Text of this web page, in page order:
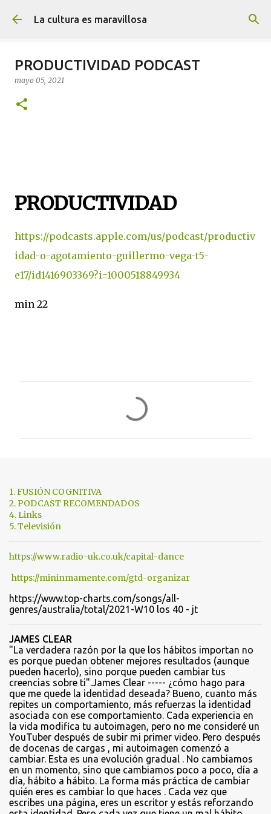
Ir al contenido principal
La cultura es maravillosa
PRODUCTIVIDAD PODCAST
mayo 05, 2021
PRODUCTIVIDAD
https://podcasts.apple.com/us/podcast/productiv
idad-o-agotamiento-guillermo-vega-t5-
e17/id1416903369?i=1000518849934
min 22
a
r
o
1. FUSIÓN COGNITIVA
2. PODCAST RECOMENDADOS
4. Links
5. Televisión
https://www.radio-uk.co.uk/capital-dance
https://mininmamente.com/gtd-organizar
https://www.top-charts.com/songs/all-
genres/australia/total/2021-W10 los 40 - jt
JAMES CLEAR
"La verdadera razón por la que los hábitos importan no
es porque puedan obtener mejores resultados (aunque
pueden hacerlo), sino porque pueden cambiar tus
creencias sobre ti".James Clear ----- ¿cómo hago para
que me quede la identidad deseada? Bueno, cuanto más
repites un comportamiento, más refuerzas la identidad
asociada con ese comportamiento. Cada experiencia en
la vida modifica tu autoimagen, pero no me consideré un
YouTuber después de subir mi primer video. Pero después
de docenas de cargas , mi autoimagen comenzó a
cambiar. Esta es una evolución gradual . No cambiamos
en un momento, sino que cambiamos poco a poco, día a
día, hábito a hábito. La forma más práctica de cambiar
quién eres es cambiar lo que haces . Cada vez que
escribes una página, eres un escritor y estás reforzando